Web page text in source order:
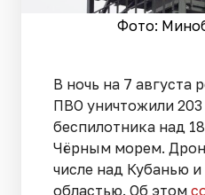
Фото:
В ночь на 7 августа
ПВО уничтожили 203
беспилотника над
Чёрным морем.
числе над Кубанью
областью. Об этом